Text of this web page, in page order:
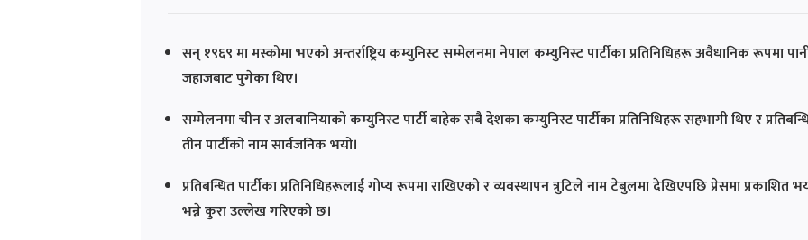
सन् १९६९ मा मस्कोमा भएको अन्तर्राष्ट्रिय कम्युनिस्ट सम्मेलनमा नेपाल कम्युनिस्ट पार्टीका प्रतिनिधिहरू अवैधानिक रूपमा
जहाजबाट पुगेका थिए।
सम्मेलनमा चीन र अलबानियाको कम्युनिस्ट पार्टी बाहेक सबै देशका कम्युनिस्ट पार्टीका प्रतिनिधिहरू सहभागी थिए र
तीन पार्टीको नाम सार्वजनिक भयो।
प्रतिबन्धित पार्टीका प्रतिनिधिहरूलाई गोप्य रूपमा राखिएको र व्यवस्थापन त्रुटिले नाम टेबुलमा देखिएपछि प्रेसमा प्रकाशित
भन्ने कुरा उल्लेख गरिएको छ।